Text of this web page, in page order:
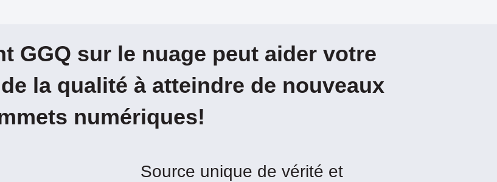
GGQ sur le nuage peut aider votre
la qualité à atteindre de nouveaux
numériques!
Source unique de vérité et